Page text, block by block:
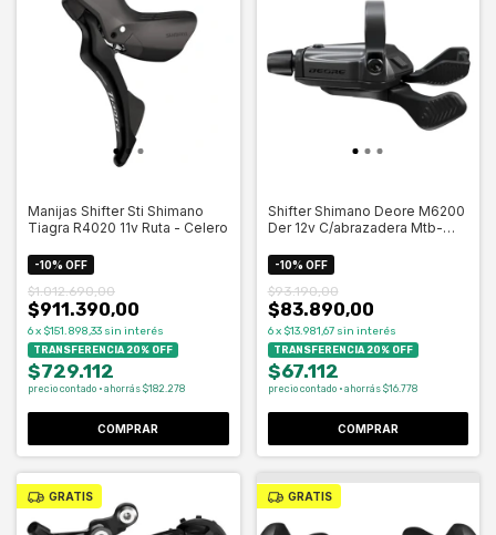
Manijas Shifter Sti Shimano
Tiagra R4020 11v Ruta - Celero
-10% OFF
$911.390,00
$1.012.690,00
6x $151.898,33 sin interés
TRANSFERENCIA 20% OFF
$729.112
precio contado · ahorrás $182.278
COMPRAR
Shifter Shimano Deore M6200
Der 12v C/abrazadera Mtb-
-10% OFF
$83.890,00
$93.190,00
6 x $13.981,67 sin interés
TRANSFERENCIA 20% OFF
$67.112
precio contado · ahorrás $16.778
COMPRAR
GRATIS GRATIS